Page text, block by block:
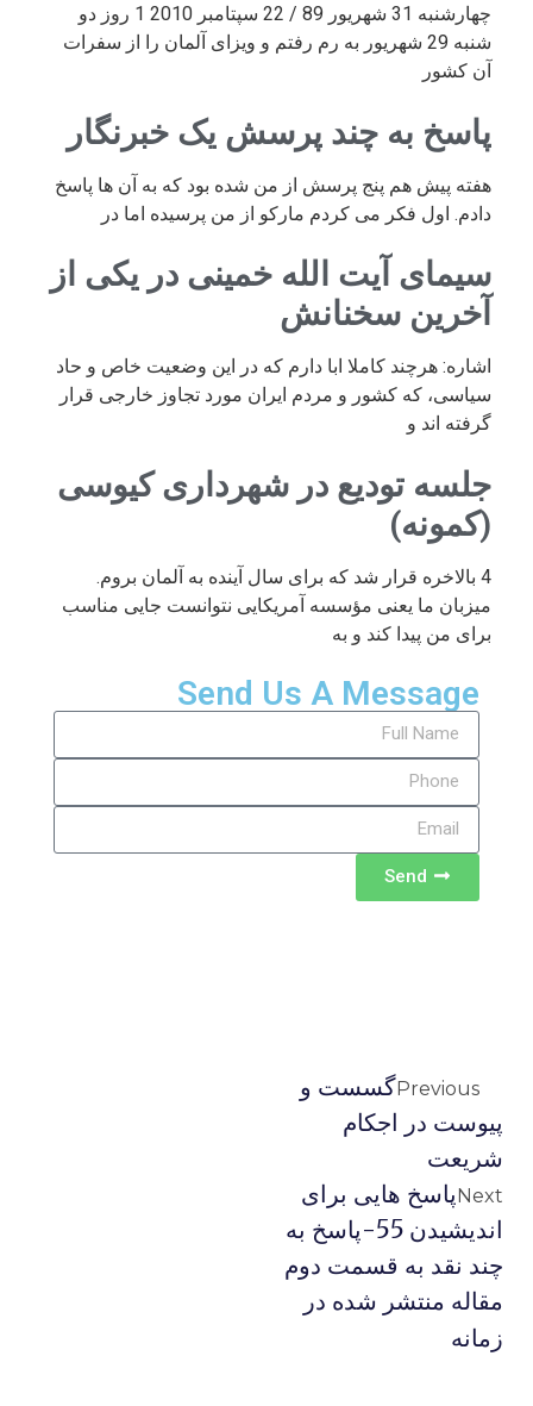
چهارشنبه 31 شهریور 89 / 22 سپتامبر 2010 1 روز دو
شنبه 29 شهریور به رم رفتم و ویزای آلمان را از سفرات
آن کشور
پاسخ به چند پرسش یک خبرنگار
هفته پیش هم پنج پرسش از من شده بود که به آن ها پاسخ
دادم. اول فکر می کردم مارکو از من پرسیده اما در
سیمای آیت الله خمینی در یکی از
آخرین سخنانش
اشاره: هرچند کاملا ابا دارم که در این وضعیت خاص و حاد
سیاسی، که کشور و مردم ایران مورد تجاوز خارجی قرار
گرفته اند و
جلسه تودیع در شهرداری کیوسی
(کمونه)
4 بالاخره قرار شد که برای سال آینده به آلمان بروم.
میزبان ما یعنی مؤسسه آمریکایی نتوانست جایی مناسب
برای من پیدا کند و به
Send Us A Message
Send
Previousگسست و
پیوست در اجکام
شریعت
Nextپاسخ هایی برای
اندیشیدن 55-پاسخ به
چند نقد به قسمت دوم
مقاله منتشر شده در
زمانه